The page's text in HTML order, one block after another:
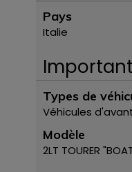
Pays
Italie
Important
Types de
Véhicules
Modèle
2LT TOURER